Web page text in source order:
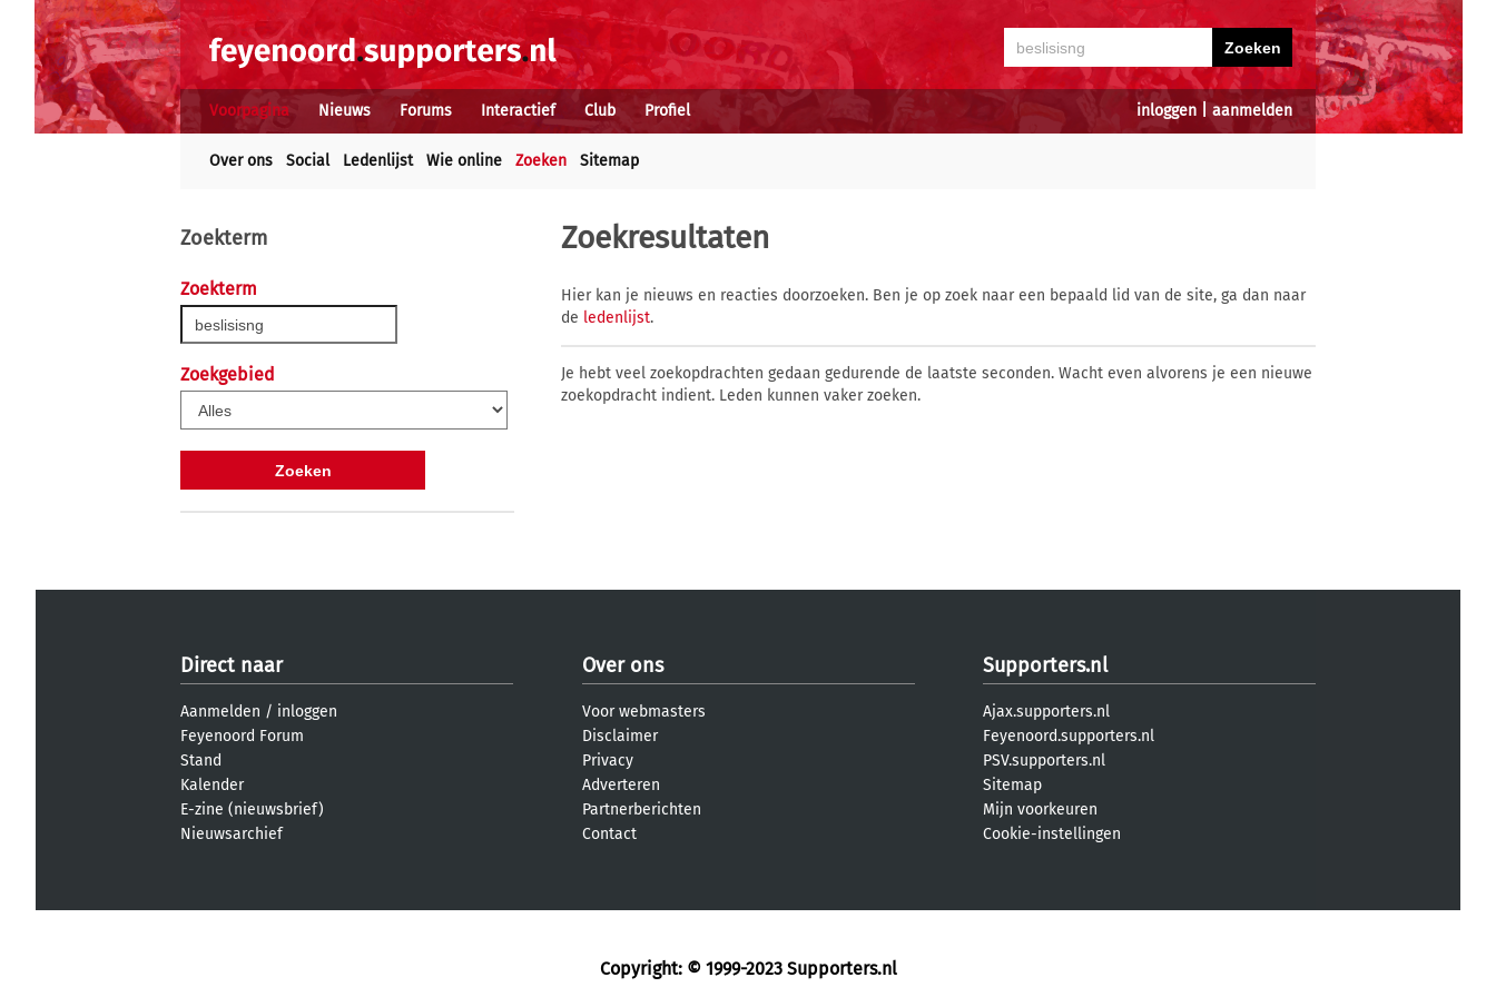
inloggen aanmelden
Voorpagina Nieuws Forums Interactief Club Profiel
Over ons Social Ledenlijst Wie online Zoeken Sitemap
Zoekterm
Zoekterm
Zoekgebied
Zoekresultaten
Hier kan je nieuws en reacties doorzoeken. Ben je op zoek naar een bepaald lid van de site, ga dan naar
de ledenlijst.
Je hebt veel zoekopdrachten gedaan gedurende de laatste seconden. Wacht even alvorens je een nieuwe
zoekopdracht indient. Leden kunnen vaker zoeken.
Direct naar
Aanmelden / inloggen
Feyenoord Forum
Stand
Kalender
E-zine (nieuwsbrief)
Nieuwsarchief
Over ons
Voor webmasters
Disclaimer
Privacy
Adverteren
Partnerberichten
Contact
Supporters.nl
Ajax.supporters.nl
Feyenoord.supporters.nl
PSV.supporters.nl
Sitemap
Mijn voorkeuren
Cookie-instellingen
Copyright: © 1999-2023 Supporters.nl